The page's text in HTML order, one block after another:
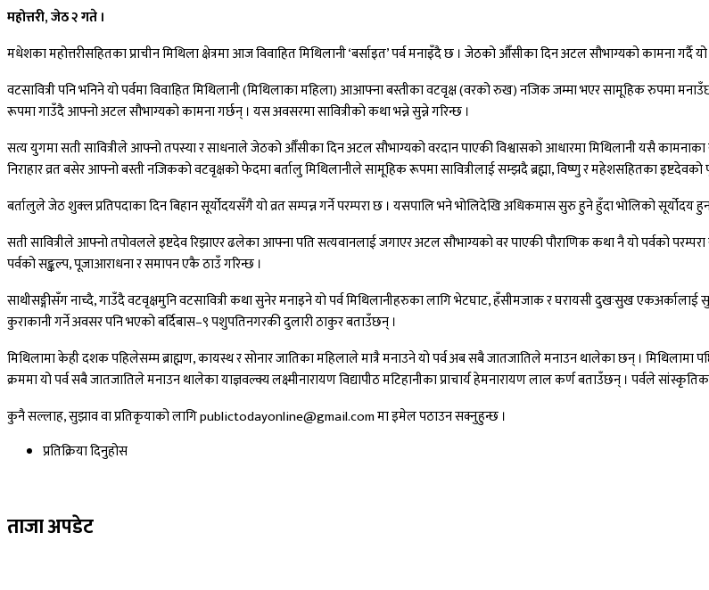
महोत्तरी, जेठ २ गते ।
मधेशका महोत्तरीसहितका प्राचीन मिथिला क्षेत्रमा आज विवाहित मिथिलानी ‘बर्साइत’ पर्व मनाइँदै छ । जेठको औँसीका दिन अटल सौभाग्यको कामना गर्दै यो
वटसावित्री पनि भनिने यो पर्वमा विवाहित मिथिलानी (मिथिलाका महिला) आआफ्ना बस्तीका वटवृक्ष (वरको रुख) नजिक जम्मा भएर सामूहिक रुपमा
रूपमा गाउँदै आफ्नो अटल सौभाग्यको कामना गर्छन् । यस अवसरमा सावित्रीको कथा भन्ने सुन्ने गरिन्छ ।
सत्य युगमा सती सावित्रीले आफ्नो तपस्या र साधनाले जेठको औँसीका दिन अटल सौभाग्यको वरदान पाएकी विश्वासको आधारमा मिथिलानी यसै
निराहार व्रत बसेर आफ्नो बस्ती नजिकको वटवृक्षको फेदमा बर्तालु मिथिलानीले सामूहिक रूपमा सावित्रीलाई सम्झदै ब्रह्मा, विष्णु र महेशसहितका इष्टदेवको
बर्तालुले जेठ शुक्ल प्रतिपदाका दिन बिहान सूर्योदयसँगै यो व्रत सम्पन्न गर्ने परम्परा छ । यसपालि भने भोलिदेखि अधिकमास सुरु हुने हुँदा भोलिको सूर्योदय
सती सावित्रीले आफ्नो तपोवलले इष्टदेव रिझाएर ढलेका आफ्ना पति सत्यवानलाई जगाएर अटल सौभाग्यको वर पाएकी पौराणिक कथा नै यो पर्वको
पर्वको सङ्कल्प, पूजाआराधना र समापन एकै ठाउँ गरिन्छ ।
साथीसङ्गीसँग नाच्दै, गाउँदै वटवृक्षमुनि वटसावित्री कथा सुनेर मनाइने यो पर्व मिथिलानीहरुका लागि भेटघाट, हँसीमजाक र घरायसी दुखःसुख
कुराकानी गर्ने अवसर पनि भएको बर्दिबास–९ पशुपतिनगरकी दुलारी ठाकुर बताउँछन् ।
मिथिलामा केही दशक पहिलेसम्म ब्राह्मण, कायस्थ र सोनार जातिका महिलाले मात्रै मनाउने यो पर्व अब सबै जातजातिले मनाउन थालेका छन् ।
क्रममा यो पर्व सबै जातजातिले मनाउन थालेका याज्ञवल्क्य लक्ष्मीनारायण विद्यापीठ मटिहानीका प्राचार्य हेमनारायण लाल कर्ण बताउँछन् । पर्वले
कुनै सल्लाह, सुझाव वा प्रतिकृयाको लागि publictodayonline@gmail.com मा इमेल पठाउन सक्नुहुन्छ ।
प्रतिक्रिया दिनुहोस​
ताजा अपडेट